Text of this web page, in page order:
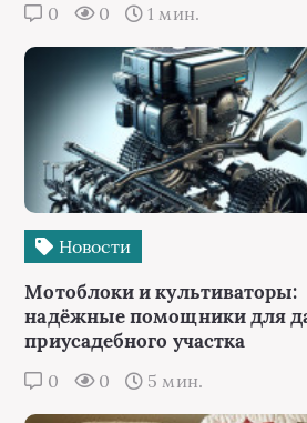
0 0 1 мин.
Новости
Мотоблоки и культиваторы:
надёжные помощники для
приусадебного участка
0 0 5 мин.